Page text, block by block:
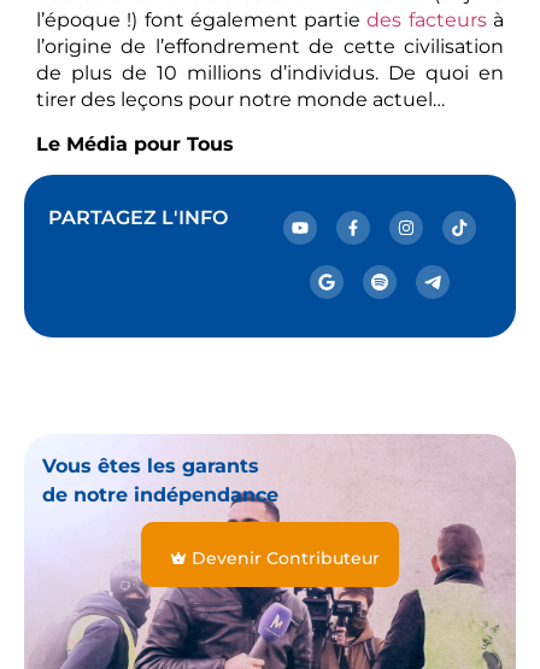
l’époque !) font également partiedes facteursà
l’origine de l’effondrement de cette civilisation
de plus de 10 millions d’individus. De quoi en
tirer des leçons pour notre monde actuel…
Le Média pour Tous
PARTAGEZ L'INFO
Vous êtes les garants
de notre indépendance
Devenir Contributeur